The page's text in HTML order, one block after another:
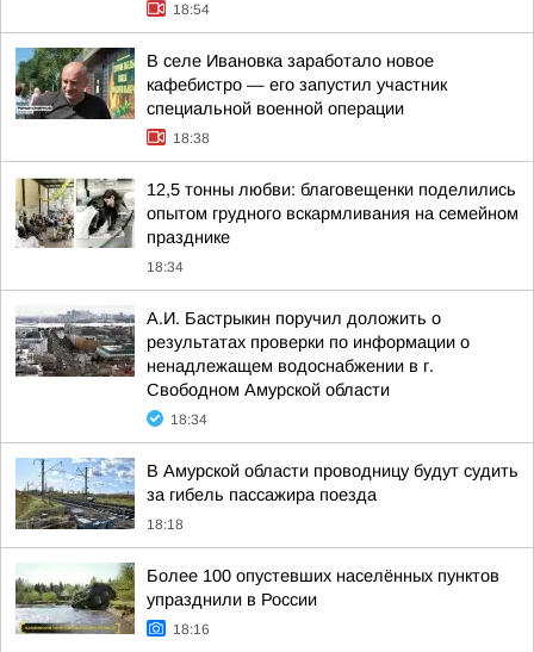
18:54
В селе Ивановка заработало новое
кафебистро — его запустил участник
специальной военной операции
18:38
12,5 тонны любви: благовещенки поделились
опытом грудного вскармливания на семейном
празднике
18:34
А.И. Бастрыкин поручил доложить о
результатах проверки по информации о
ненадлежащем водоснабжении в г.
Свободном Амурской области
18:34
В Амурской области проводницу будут судить
за гибель пассажира поезда
18:18
Более 100 опустевших населённых пунктов
упразднили в России
18:16